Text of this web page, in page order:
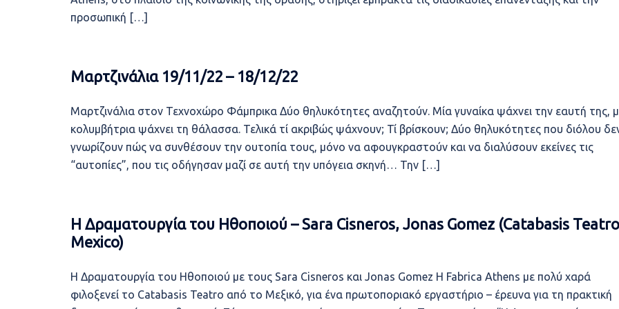
προσωπική […]
Μαρτζινάλια 19/11/22 – 18/12/22
Μαρτζινάλια στον Τεχνοχώρο Φάμπρικα Δύο θηλυκότητες αναζητούν. Μία γυναίκα ψάχνει την εαυτή της,
κολυμβήτρια ψάχνει τη θάλασσα. Τελικά τί ακριβώς ψάχνουν; Τί βρίσκουν; Δύο θηλυκότητες που διόλου
γνωρίζουν πώς να συνθέσουν την ουτοπία τους, μόνο να αφουγκραστούν και να διαλύσουν εκείνες τις
“αυτοπίες”, που τις οδήγησαν μαζί σε αυτή την υπόγεια σκηνή… Την […]
Η Δραματουργία του Ηθοποιού – Sara Cisneros, Jonas Gomez (Catabasis
Mexico)
Η Δραματουργία του Ηθοποιού με τους Sara Cisneros και Jonas Gomez Η Fabrica Athens με πολύ χαρά
φιλοξενεί το Catabasis Teatro από το Μεξικό, για ένα πρωτοποριακό εργαστήριο – έρευνα για τη πρακτική